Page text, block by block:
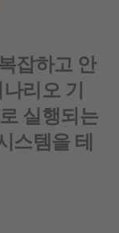
잡하고 안
리오 기
실행되는
스템을 테